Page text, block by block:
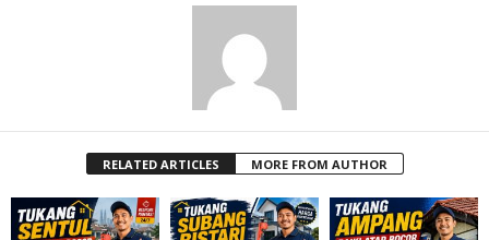
RELATED ARTICLES MORE FROM AUTHOR